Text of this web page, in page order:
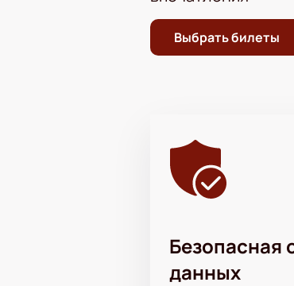
Цены меняются в
большого праздника
Выбрать билеты
Безопасная
данных